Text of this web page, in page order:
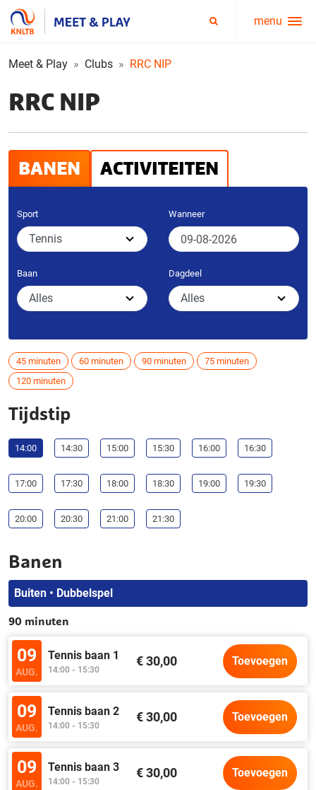
Service
menu
menu
Meet & Play Clubs RRC NIP
RRC NIP
BANEN ACTIVITEITEN
Sport Wanneer
Baan Dagdeel
45 minuten 60 minuten 90 minuten
75 minuten
120 minuten
Tijdstip
14:00 14:30 15:00 15:30 16:00 16:30
17:00 17:30 18:00 18:30 19:00 19:30
20:00 20:30 21:00 21:30
Banen
Buiten • Dubbelspel
90 minuten
09
AUG.
Tennis baan 1
14:00 - 15:30
€ 30,00 Toevoegen
09
AUG.
Tennis baan 2
14:00 - 15:30
€ 30,00 Toevoegen
09
AUG.
Tennis baan 3
14:00 - 15:30
€ 30,00 Toevoegen